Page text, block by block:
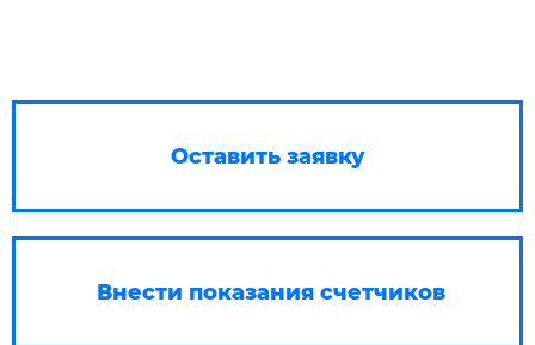
Оставить заявку
Внести показания счетчиков